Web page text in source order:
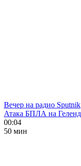
Вечер на радио Sputnik
Атака БПЛА на
00:04
50 мин